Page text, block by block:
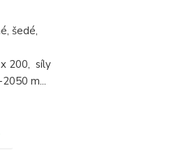
šedé,
200, síly
m...